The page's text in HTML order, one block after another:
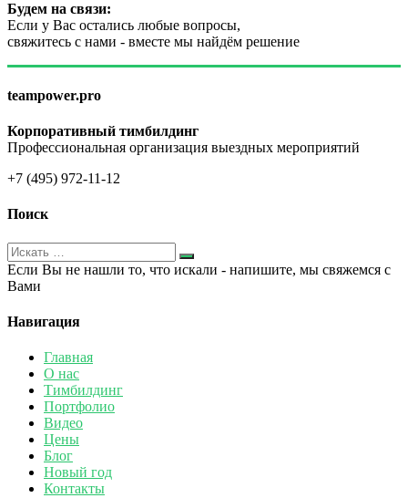
Будем на связи:
Если у Вас остались любые вопросы,
свяжитесь с нами - вместе мы найдём решение
teampower.pro
Корпоративный тимбилдинг
Профессиональная организация выездных мероприятий
+7 (495) 972-11-12
Поиск
Если Вы не нашли то, что искали - напишите, мы свяжемся с
Вами
Навигация
Главная
О нас
Тимбилдинг
Портфолио
Видео
Цены
Блог
Новый год
Контакты